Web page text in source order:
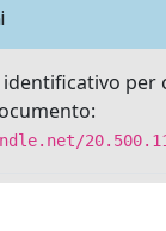
per